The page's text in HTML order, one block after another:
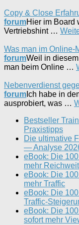
Copy & Close
forumHier im Board
Vertriebshint …
Was man im
forumWeil in
man beim Online …
Nebenverdienst
forum Ich habe in
ausprobiert, was …
Bestseller
Praxistipps
Die ultimative
— Analyse
eBook: Die
mehr
eBook: Die
mehr Traffic
eBook: Die
Traffic-
eBook: Die
sofort mehr